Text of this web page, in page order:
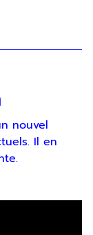
nouvel
Il en